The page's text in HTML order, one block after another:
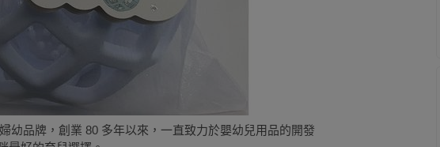
幼品牌，創業 80 多年以來，一直致力於嬰幼兒用品的開發